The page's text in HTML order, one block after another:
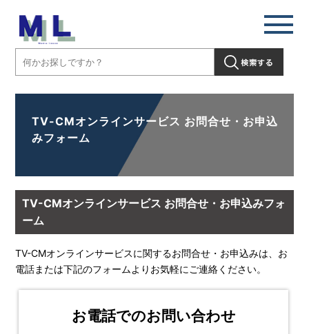
TV-CMオンラインサービス お問合せ・お申込
みフォーム
TV-CMオンラインサービス お問合せ・お申込みフォ
ーム
TV-CMオンラインサービスに関するお問合せ・お申込みは、お
電話または下記のフォームよりお気軽にご連絡ください。
お電話でのお問い合わせ